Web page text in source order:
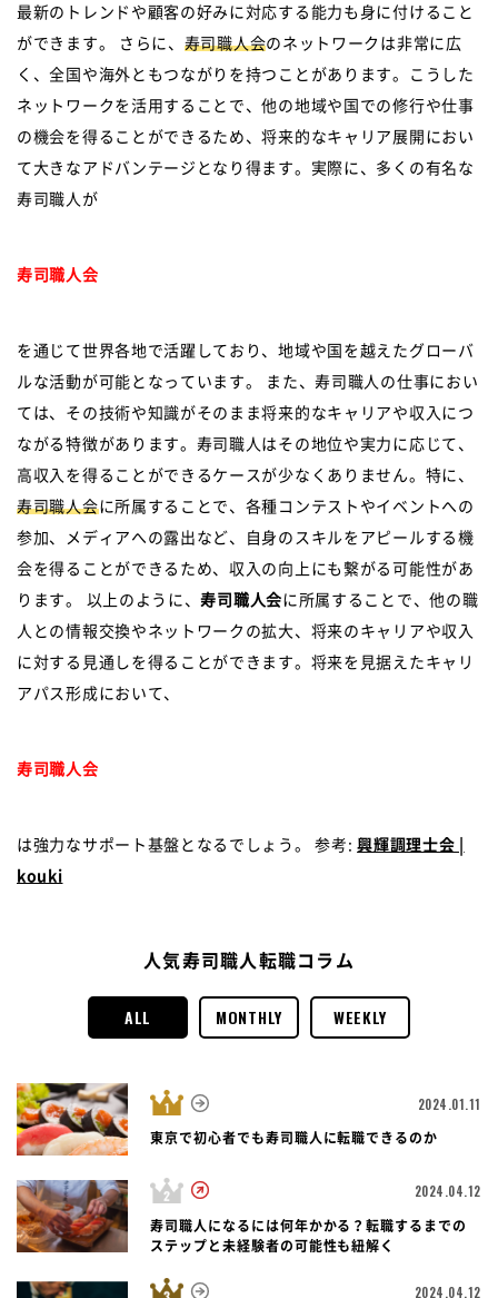
最新のトレンドや顧客の好みに対応する能力も身に付けること
ができます。 さらに、 寿司職人会のネットワークは非常に広
く、全国や海外ともつながりを持つことがあります。こうした
ネットワークを活用することで、他の地域や国での修行や仕事
の機会を得ることができるため、将来的なキャリア展開におい
て大きなアドバンテージとなり得ます。実際に、多くの有名な
寿司職人が
寿司職人会
を通じて世界各地で活躍しており、地域や国を越えたグローバ
ルな活動が可能となっています。 また、寿司職人の仕事におい
ては、その技術や知識がそのまま将来的なキャリアや収入につ
ながる特徴があります。寿司職人はその地位や実力に応じて、
高収入を得ることができるケースが少なくありません。特に、
寿司職人会に所属することで、各種コンテストやイベントへの
参加、メディアへの露出など、自身のスキルをアピールする機
会を得ることができるため、収入の向上にも繋がる可能性があ
ります。 以上のように、寿司職人会に所属することで、他の職
人との情報交換やネットワークの拡大、将来のキャリアや収入
に対する見通しを得ることができます。将来を見据えたキャリ
アパス形成において、
寿司職人会
は強力なサポート基盤となるでしょう。 参考:興輝調理士会 |
kouki
人気寿司職人転職コラム
ALL MONTHLY WEEKLY
2024.01.11
東京で初心者でも寿司職人に転職できるのか
2024.04.12
寿司職人になるには何年かかる？転職するまでの
ステップと未経験者の可能性も紐解く
2024.04.12